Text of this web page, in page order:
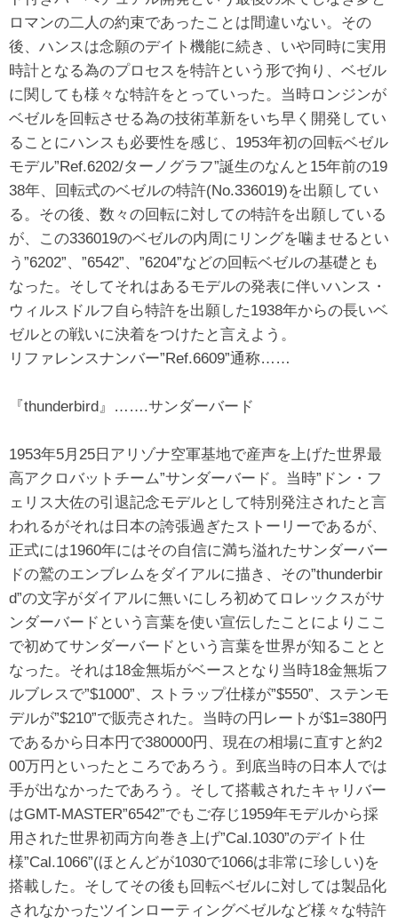
ロマンの二人の約束であったことは間違いない。その
後、ハンスは念願のデイト機能に続き、いや同時に実用
時計となる為のプロセスを特許という形で拘り、ベゼル
に関しても様々な特許をとっていった。当時ロンジンが
ベゼルを回転させる為の技術革新をいち早く開発してい
ることにハンスも必要性を感じ、1953年初の回転ベゼル
モデル”Ref.6202/ターノグラフ”誕生のなんと15年前の19
38年、回転式のベゼルの特許(No.336019)を出願してい
る。その後、数々の回転に対しての特許を出願している
が、この336019のベゼルの内周にリングを噛ませるとい
う”6202”、”6542”、”6204”などの回転ベゼルの基礎とも
なった。そしてそれはあるモデルの発表に伴いハンス・
ウィルスドルフ自ら特許を出願した1938年からの長いベ
ゼルとの戦いに決着をつけたと言えよう。
リファレンスナンバー”Ref.6609”通称……
『thunderbird』…….サンダーバード
1953年5月25日アリゾナ空軍基地で産声を上げた世界最
高アクロバットチーム”サンダーバード。当時”ドン・フ
ェリス大佐の引退記念モデルとして特別発注されたと言
われるがそれは日本の誇張過ぎたストーリーであるが、
正式には1960年にはその自信に満ち溢れたサンダーバー
ドの鷲のエンブレムをダイアルに描き、その”thunderbir
d”の文字がダイアルに無いにしろ初めてロレックスがサ
ンダーバードという言葉を使い宣伝したことによりここ
で初めてサンダーバードという言葉を世界が知ることと
なった。それは18金無垢がベースとなり当時18金無垢フ
ルブレスで”$1000”、ストラップ仕様が”$550”、ステンモ
デルが”$210”で販売された。当時の円レートが$1=380円
であるから日本円で380000円、現在の相場に直すと約2
00万円といったところであろう。到底当時の日本人では
手が出なかったであろう。そして搭載されたキャリバー
はGMT-MASTER”6542”でもご存じ1959年モデルから採
用された世界初両方向巻き上げ”Cal.1030”のデイト仕
様”Cal.1066”(ほとんどが1030で1066は非常に珍しい)を
搭載した。そしてその後も回転ベゼルに対しては製品化
されなかったツインローティングベゼルなど様々な特許